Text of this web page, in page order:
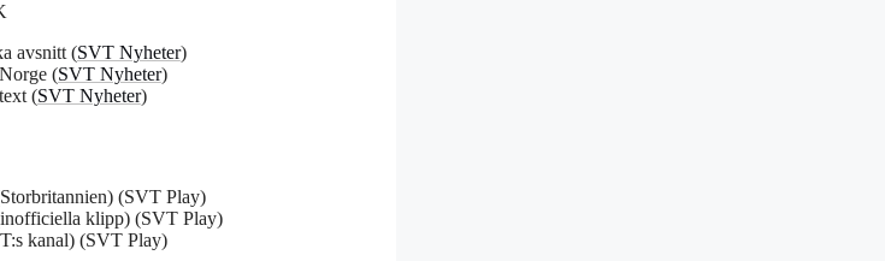
avsnitt (SVT Nyheter)
(SVT Nyheter)
(SVT Nyheter)
(SVT Play)
klipp) (SVT Play)
kanal) (SVT Play)